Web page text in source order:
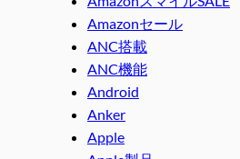
Amazonセール
ANC搭載
ANC機能
Android
Anker
Apple